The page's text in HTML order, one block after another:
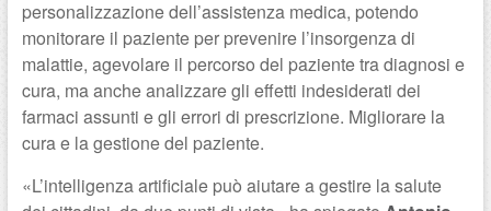
personalizzazione dell’assistenza medica, potendo
monitorare il paziente per prevenire l’insorgenza di
malattie, agevolare il percorso del paziente tra diagnosi e
cura, ma anche analizzare gli effetti indesiderati dei
farmaci assunti e gli errori di prescrizione. Migliorare la
cura e la gestione del paziente.
«L’intelligenza artificiale può aiutare a gestire la salute